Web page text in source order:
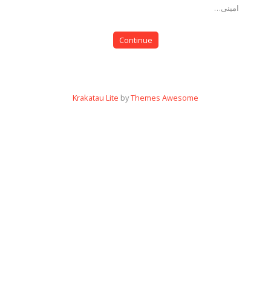
امینی…
Continue
Krakatau Lite byThemes Awesome